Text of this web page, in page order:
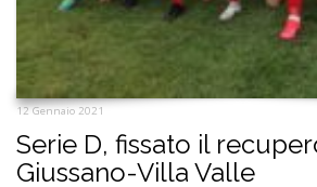
12 Gennaio 2021
Serie D, fissato il
Giussano-Villa Valle